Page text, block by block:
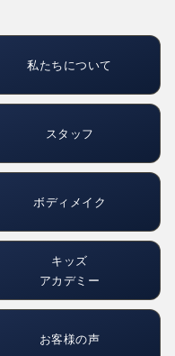
私たちについて
スタッフ
ボディメイク
キッズ
アカデミー
お客様の声